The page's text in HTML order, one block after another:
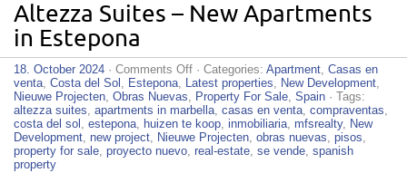
Altezza Suites – New Apartments
in Estepona
18. October 2024 · Comments Offon
Altezza
Suites
–
New
Apartments
in
· Categories: Apartment, Casas en
venta, Costa del Sol , Estepona, Latest properties, New Development,
Nieuwe Projecten, Obras Nuevas, Property For Sale, Spain · Tags:
altezza suites, apartments in marbella, casas en venta, compraventas,
costa del sol , estepona, huizen te koop, inmobiliaria, mfsrealty, New
Development, new project, Nieuwe Projecten, obras nuevas, pisos,
property for sale, proyecto nuevo, real-estate, se vende, spanish
property